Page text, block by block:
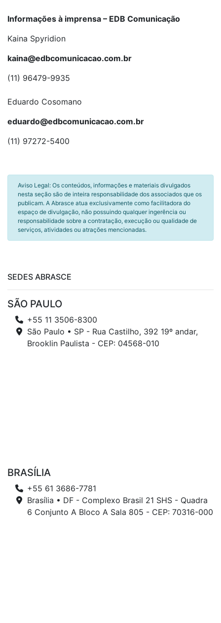
Informações à imprensa – EDB Comunicação
Kaina Spyridion
kaina@edbcomunicacao.com.br
(11) 96479-9935
Eduardo Cosomano
eduardo@edbcomunicacao.com.br
(11) 97272-5400
Aviso Legal: Os conteúdos, informações e materiais divulgados
nesta seção são de inteira responsabilidade dos associados que os
publicam. A Abrasce atua exclusivamente como facilitadora do
espaço de divulgação, não possuindo qualquer ingerência ou
responsabilidade sobre a contratação, execução ou qualidade de
serviços, atividades ou atrações mencionadas.
SEDES ABRASCE
SÃO PAULO
+55 11 3506-8300
São Paulo • SP - Rua Castilho, 392 19º andar,
Brooklin Paulista - CEP: 04568-010
BRASÍLIA
+55 61 3686-7781
Brasília • DF - Complexo Brasil 21 SHS - Quadra
6 Conjunto A Bloco A Sala 805 - CEP: 70316-000